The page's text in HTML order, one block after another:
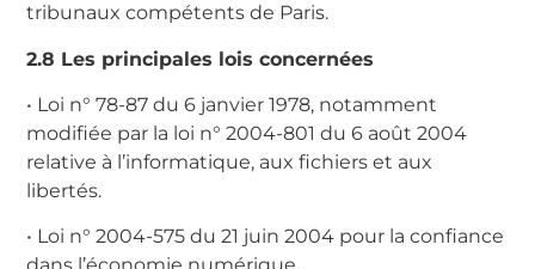
tribunaux compétents de Paris.
2.8 Les principales lois concernées
• Loi n° 78-87 du 6 janvier 1978, notamment
modifiée par la loi n° 2004-801 du 6 août 2004
relative à l’informatique, aux fichiers et aux
libertés.
• Loi n° 2004-575 du 21 juin 2004 pour la confiance